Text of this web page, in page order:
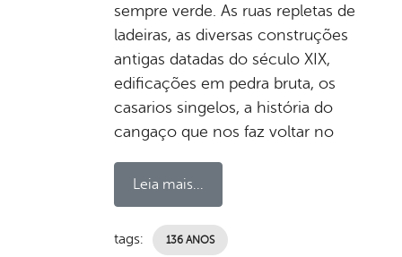
sempre verde. As ruas repletas de
ladeiras, as diversas construções
antigas datadas do século XIX,
edificações em pedra bruta, os
casarios singelos, a história do
cangaço que nos faz voltar no
Leia mais...
tags: 136 ANOS